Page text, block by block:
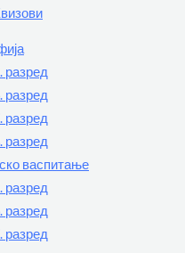
разред
разред
разред
разред
васпитање
разред
разред
разред